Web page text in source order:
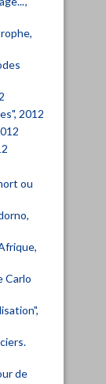
2012
ou
Carlo
de